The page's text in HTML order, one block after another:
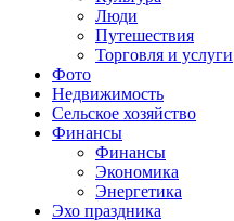
Люди
Путешествия
Торговля и услуги
Фото
Недвижимость
Сельское хозяйство
Финансы
Финансы
Экономика
Энергетика
Эхо праздника